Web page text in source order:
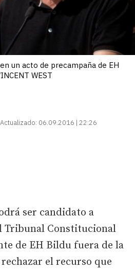
un acto de precampaña de EH
WEST
Actualizado: 06.09.2016 | 22:26
ser candidato a
Tribunal Constitucional
de EH Bildu fuera de la
el recurso que